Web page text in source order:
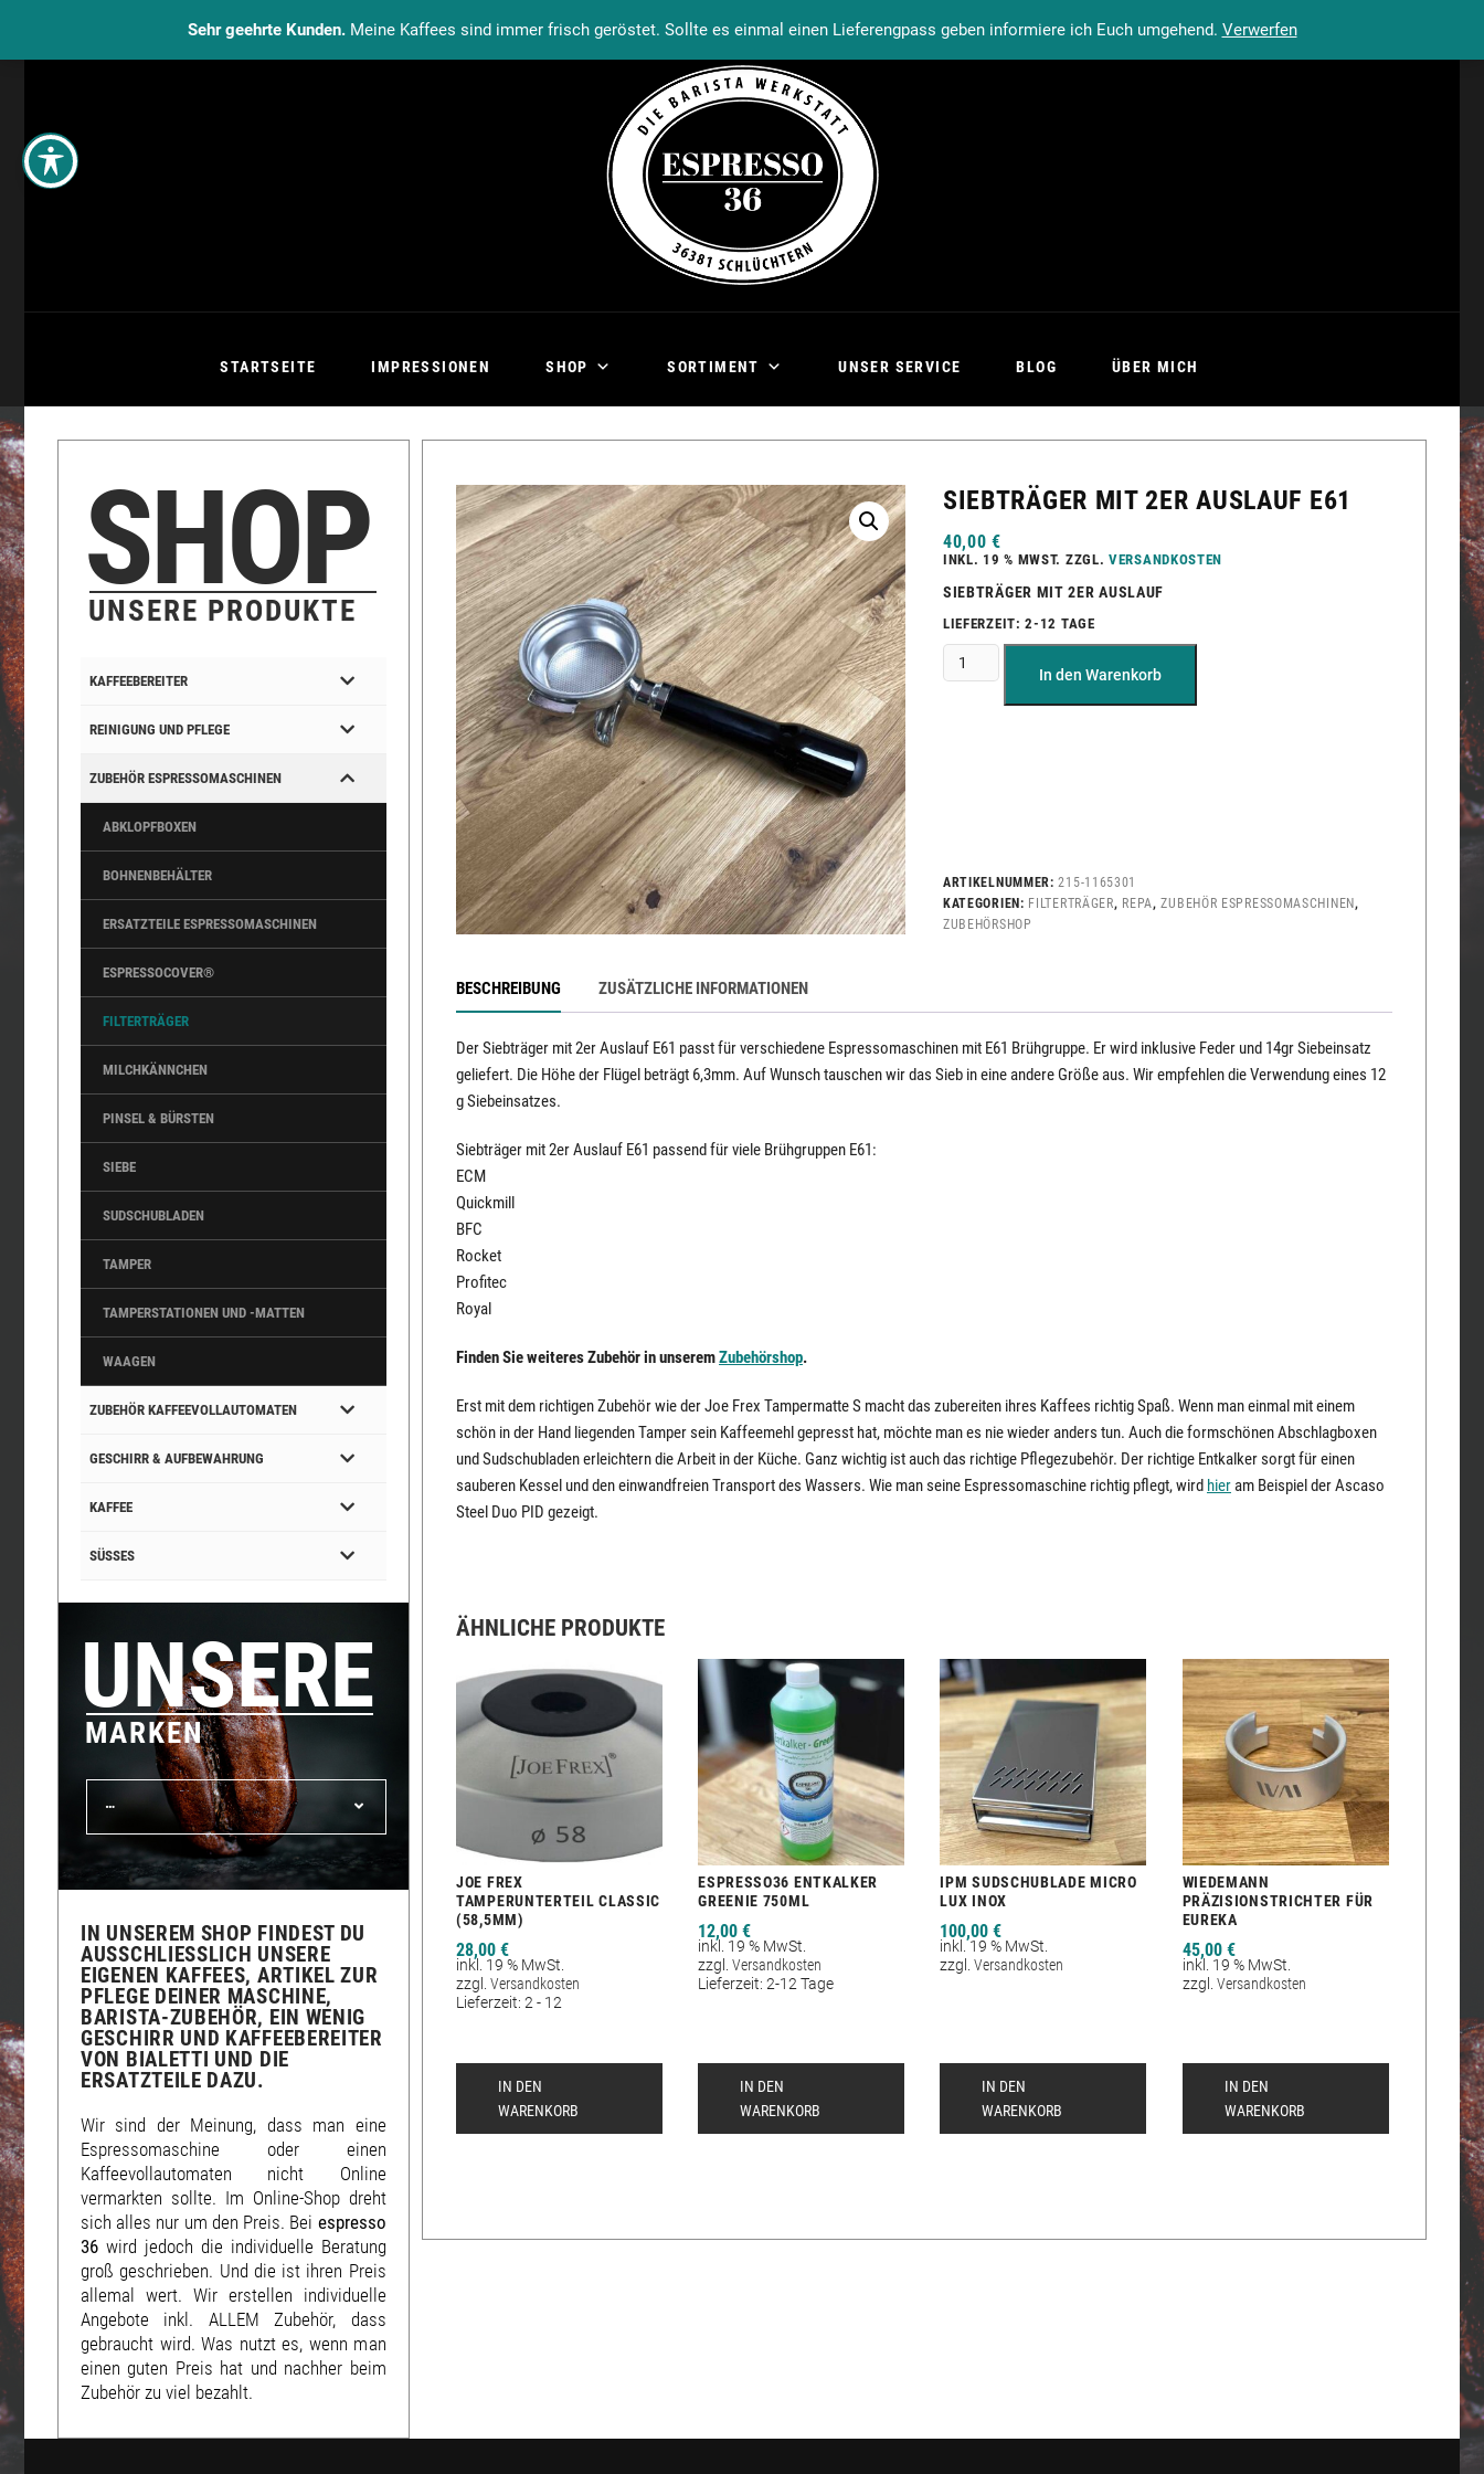
Sehr geehrte Kunden.Meine Kaffees sind immer frisch geröstet. Sollte es einmal einen Lieferengpass geben informiere ich Euch umgehend. Verwerfen
Warenkorb Kasse Mein Konto
STARTSEITE IMPRESSIONEN SHOP SORTIMENT UNSER SERVICE BLOG ÜBER MICH
SIEBTRÄGER MIT 2ER AUSLAUF E61
40,00€
INKL. 19 % MWST. ZZGL.VERSANDKOSTEN
SIEBTRÄGER MIT 2ER AUSLAUF
LIEFERZEIT:2-12 TAGE
In den Warenkorb
ARTIKELNUMMER:215-1165301
KATEGORIEN: FILTERTRÄGER, REPA,ZUBEHÖR ESPRESSOMASCHINEN,
ZUBEHÖRSHOP
BESCHREIBUNG ZUSÄTZLICHE INFORMATIONEN
Der Siebträger mit 2er Auslauf E61 passt für verschiedene Espressomaschinen mit E61 Brühgruppe. Er wird inklusive Feder und 14gr Siebeinsatz
geliefert. Die Höhe der Flügel beträgt 6,3mm. Auf Wunsch tauschen wir das Sieb in eine andere Größe aus. Wir empfehlen die Verwendung eines 12
g Siebeinsatzes.
Siebträger mit 2er Auslauf E61 passend für viele Brühgruppen E61:
ECM
Quickmill
BFC
Rocket
Profitec
Royal
Finden Sie weiteres Zubehör in unseremZubehörshop.
Erst mit dem richtigen Zubehör wie der Joe Frex Tampermatte S macht das zubereiten ihres Kaffees richtig Spaß. Wenn man einmal mit einem
schön in der Hand liegenden Tamper sein Kaffeemehl gepresst hat, möchte man es nie wieder anders tun. Auch die formschönen Abschlagboxen
und Sudschubladen erleichtern die Arbeit in der Küche. Ganz wichtig ist auch das richtige Pflegezubehör. Der richtige Entkalker sorgt für einen
sauberen Kessel und den einwandfreien Transport des Wassers. Wie man seine Espressomaschine richtig pflegt, wird hieram Beispiel der Ascaso
Steel Duo PID gezeigt.
ÄHNLICHE PRODUKTE
JOE FREX
TAMPERUNTERTEIL CLASSIC
(58,5MM)
28,00 €
inkl. 19 % MwSt.
zzgl. Versandkosten
Lieferzeit: 2 - 12
IN DEN
WARENKORB
ESPRESSO36 ENTKALKER
GREENIE 750ML
12,00€
inkl. 19 % MwSt.
zzgl.Versandkosten
Lieferzeit:2-12 Tage
IN DEN
WARENKORB
IPM SUDSCHUBLADE MICRO
LUX INOX
100,00€
inkl. 19 % MwSt.
zzgl.Versandkosten
IN DEN
WARENKORB
WIEDEMANN
PRÄZISIONSTRICHTER FÜR
EUREKA
45,00 €
inkl. 19 % MwSt.
zzgl. Versandkosten
IN DEN
WARENKORB
SHOP
UNSERE PRODUKTE
KAFFEEBEREITER
REINIGUNG UND PFLEGE
ZUBEHÖR ESPRESSOMASCHINEN
ABKLOPFBOXEN
BOHNENBEHÄLTER
ERSATZTEILE ESPRESSOMASCHINEN
ESPRESSOCOVER®
FILTERTRÄGER
MILCHKÄNNCHEN
PINSEL & BÜRSTEN
SIEBE
SUDSCHUBLADEN
TAMPER
TAMPERSTATIONEN UND -MATTEN
WAAGEN
ZUBEHÖR KAFFEEVOLLAUTOMATEN
GESCHIRR & AUFBEWAHRUNG
KAFFEE
SÜSSES
UNSERE
MARKEN
…
IN UNSEREM SHOP FINDEST DU
AUSSCHLIESSLICH UNSERE E
IGENEN KAFFEES, ARTIKEL ZUR P
FLEGE DEINER MASCHINE, B
ARISTA-ZUBEHÖR, EIN WENIG G
ESCHIRR UND KAFFEEBEREITER V
ON BIALETTI UND DIE E
RSATZTEILE DAZU.
Wir sind der Meinung, dass man eine
Espressomaschine oder einen
Kaffeevollautomaten nicht Online
vermarkten sollte. Im Online-Shop dreht
sich alles nur um den Preis. Bei espresso
36 wird jedoch die individuelle Beratung
groß geschrieben. Und die ist ihren Preis
allemal wert. Wir erstellen individuelle
Angebote inkl. ALLEM Zubehör, dass
gebraucht wird. Was nutzt es, wenn man
einen guten Preis hat und nachher beim
Zubehör zu viel bezahlt.